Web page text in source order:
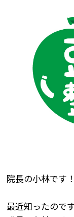
院長の小林です！
最近知ったので